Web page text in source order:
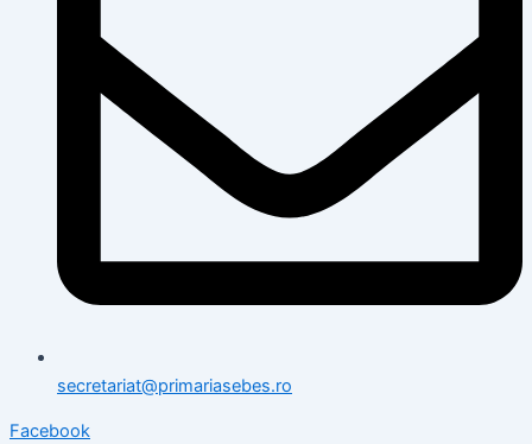
secretariat@primariasebes.ro
Facebook